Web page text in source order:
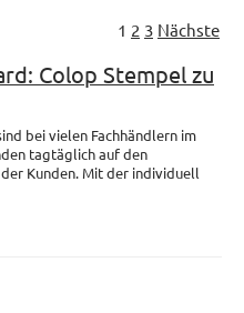
1 2 3 Nächste
Colop Stempel zu
bei vielen Fachhändlern im
tagtäglich auf den
Kunden. Mit der individuell